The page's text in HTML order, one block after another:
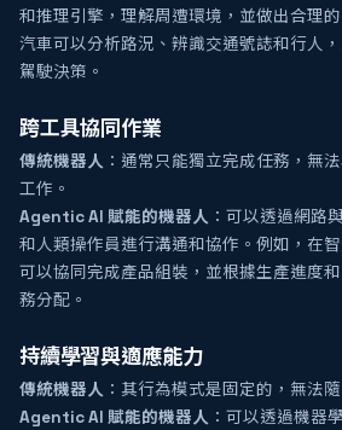
和推理引擎，理解周遭環境，並做出合理
汽車可以分析路況、辨識交通號誌和行人
駕駛決策。
跨工具協同作業
傳統機器人 ：通常只能獨立完成任務，無
工作。
Agentic AI 賦能的機器人 ：可以透過網路
和人類操作員進行溝通和協作。例如，在
可以協同完成產品組裝，並根據生產進度
務分配。
持續學習與適應能力
傳統機器人 ：其行為模式是固定的，無法
Agentic AI 賦能的機器人 ：可以透過機器